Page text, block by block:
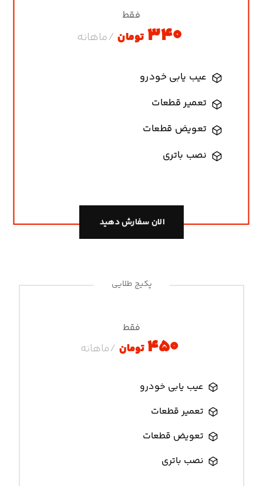
فقط
تومان /ماهانه
عیب یابی خودرو
تعمیر قطعات
تعویض قطعات
نصب باتری
الان سفارش دهید
پکیج طلایی
فقط
تومان /ماهانه
عیب یابی خودرو
تعمیر قطعات
تعویض قطعات
نصب باتری